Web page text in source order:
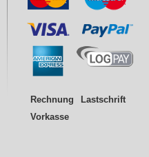
Rechnung
Lastschrift
Vorkasse